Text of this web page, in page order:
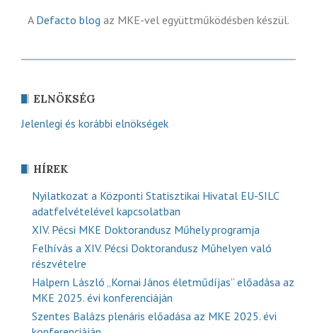
A Defacto blog az MKE-vel együttműködésben készül.
ELNÖKSÉG
Jelenlegi és korábbi elnökségek
HÍREK
Nyilatkozat a Központi Statisztikai Hivatal EU-SILC
adatfelvételével kapcsolatban
XIV. Pécsi MKE Doktorandusz Műhely programja
Felhívás a XIV. Pécsi Doktorandusz Műhelyen való
részvételre
Halpern László „Kornai János életműdíjas” előadása az
MKE 2025. évi konferenciáján
Szentes Balázs plenáris előadása az MKE 2025. évi